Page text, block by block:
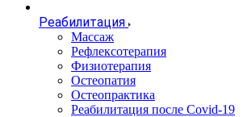
Реабилитация
Массаж
Рефлексотерапия
Физиотерапия
Остеопатия
Остеопрактика
Реабилитация после Covid-19